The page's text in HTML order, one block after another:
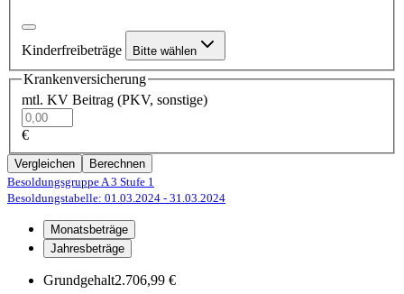
Kinderfreibeträge Bitte wählen
Krankenversicherung
mtl. KV Beitrag (PKV, sonstige)
€
Vergleichen
Berechnen
Besoldungsgruppe A 3 Stufe 1
Besoldungstabelle: 01.03.2024 - 31.03.2024
Monatsbeträge
Jahresbeträge
Grundgehalt2.706,99 €